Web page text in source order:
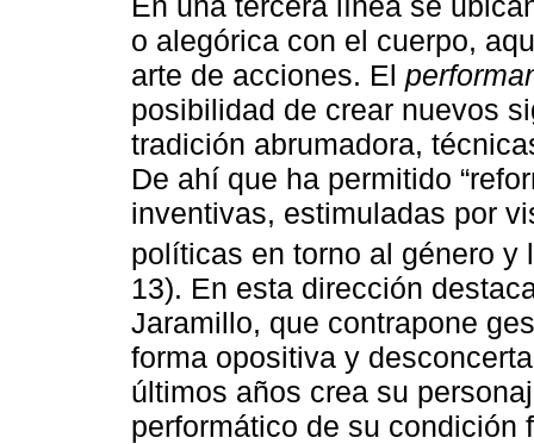
o alegórica con el cuerpo,
arte de acciones. El
posibilidad de crear nuevos
tradición abrumadora,
De ahí que ha permitido
inventivas, estimuladas por
políticas en torno al género y
13). En esta dirección
Jaramillo, que contrapone
forma opositiva y
últimos años crea su
performático de su condición